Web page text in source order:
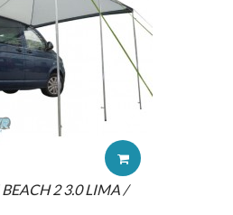
2 3.0 LIMA /